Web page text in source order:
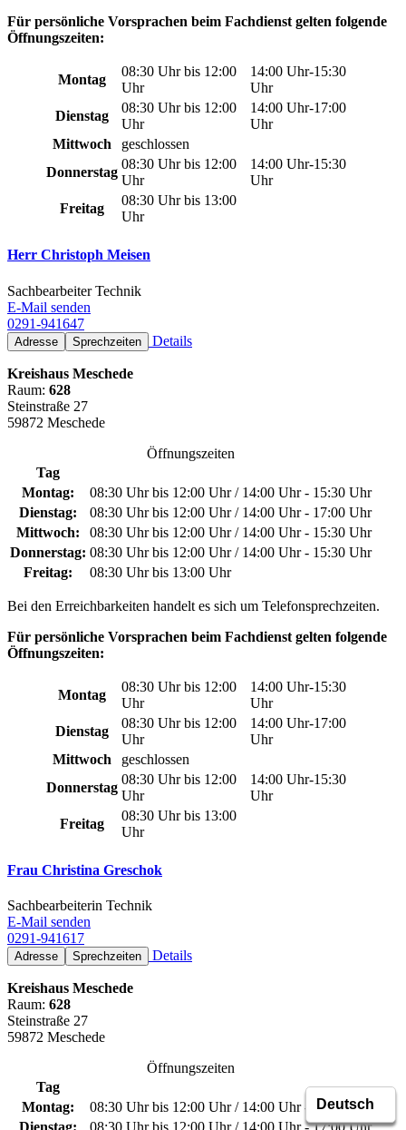
Für persönliche Vorsprachen beim Fachdienst gelten folgende
Öffnungszeiten:
Montag
08:30 Uhr bis 12:00
Uhr
14:00 Uhr-15:30
Uhr
Dienstag
08:30 Uhr bis 12:00
Uhr
14:00 Uhr-17:00
Uhr
Mittwoch
geschlossen
Donnerstag
08:30 Uhr bis 12:00
Uhr
14:00 Uhr-15:30
Uhr
Freitag
08:30 Uhr bis 13:00
Uhr
Herr Christoph Meisen
Sachbearbeiter Technik
E-Mail senden
0291-941647
Adresse Sprechzeiten Details
Kreishaus Meschede
Raum: 628
Steinstraße 27
59872 Meschede
Öffnungszeiten
Tag
Montag:
08:30 Uhr bis 12:00 Uhr / 14:00 Uhr - 15:30 Uhr
Dienstag:
08:30 Uhr bis 12:00 Uhr / 14:00 Uhr - 17:00 Uhr
Mittwoch:
08:30 Uhr bis 12:00 Uhr / 14:00 Uhr - 15:30 Uhr
Donnerstag: 08:30 Uhr bis 12:00 Uhr / 14:00 Uhr - 15:30 Uhr
Freitag:
08:30 Uhr bis 13:00 Uhr
Bei den Erreichbarkeiten handelt es sich um Telefonsprechzeiten.
Für persönliche Vorsprachen beim Fachdienst gelten folgende
Öffnungszeiten:
Montag
08:30 Uhr bis 12:00
Uhr
14:00 Uhr-15:30
Uhr
Dienstag
08:30 Uhr bis 12:00
Uhr
14:00 Uhr-17:00
Uhr
Mittwoch
geschlossen
Donnerstag
08:30 Uhr bis 12:00
Uhr
14:00 Uhr-15:30
Uhr
Freitag
08:30 Uhr bis 13:00
Uhr
Frau Christina Greschok
Sachbearbeiterin Technik
E-Mail senden
0291-941617
Adresse Sprechzeiten Details
Kreishaus Meschede
Raum: 628
Steinstraße 27
59872 Meschede
Öffnungszeiten
Tag
Montag:
08:30 Uhr bis 12:00 Uhr / 14:00 Uhr - 15:30 Uhr